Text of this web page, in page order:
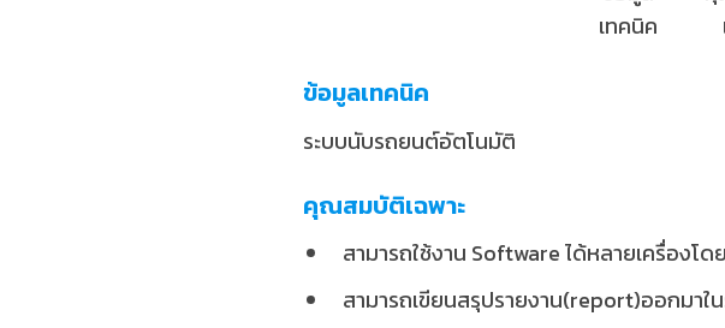
เทคนิค
ข้อมูลเทคนิค
ระบบนับรถยนต์อัตโนมัติ
คุณสมบัติเฉพาะ
สามารถใช้งาน Software ได้หลายเครื่องโ
สามารถเขียนสรุปรายงาน(report)ออกมาใ